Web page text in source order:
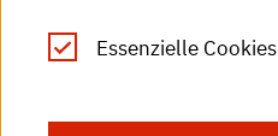
Leichte Sprache
Essenzielle Cookies